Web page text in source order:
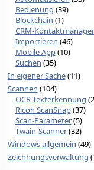
Bedienung (39)
Blockchain (1)
CRM-
Importieren (46)
Mobile App(10)
Suchen (35)
In eigener Sache(11)
Scannen (104)
OCR-Texterkennung
Ricoh ScanSnap(37)
Scan-Parameter(5)
Twain-Scanner(32)
Windows allgemein (49)
Zeichnungsverwaltung